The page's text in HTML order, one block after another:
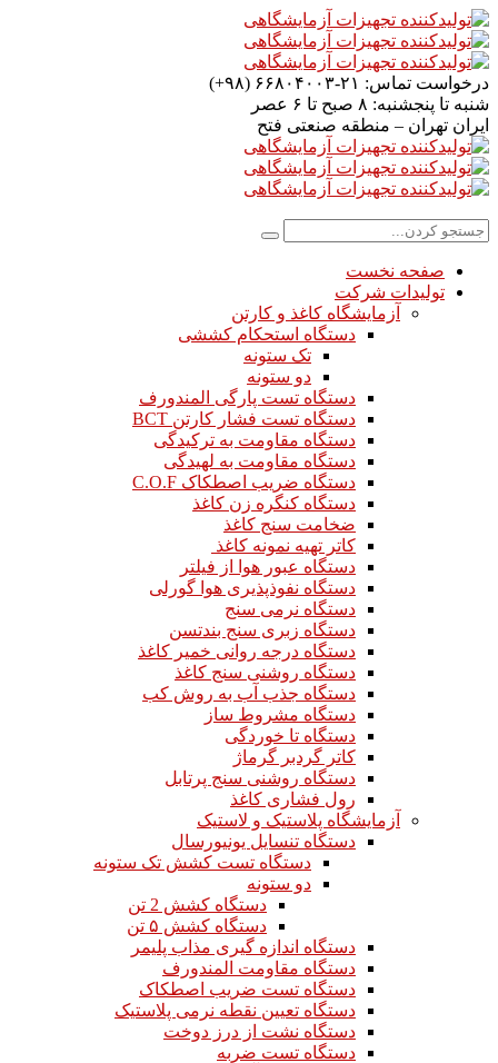
درخواست تماس: ۲۱-۶۶۸۰۴۰۰۳ (۹۸+)
شنبه تا پنجشنبه: ۸ صبح تا ۶ عصر
ایران تهران – منطقه صنعتی فتح
صفحه نخست
تولیدات شرکت
آزمایشگاه کاغذ و کارتن
دستگاه استحکام کششی
تک ستونه
دو ستونه
دستگاه تست پارگی المندورف
دستگاه تست فشار کارتن BCT
دستگاه مقاومت به ترکیدگی
دستگاه مقاومت به لهیدگی
دستگاه ضریب اصطکاک C.O.F
دستگاه کنگره زن کاغذ
ضخامت سنج کاغذ
کاتر تهیه نمونه کاغذ
دستگاه عبور هوا از فیلتر
دستگاه نفوذپذیری هوا گورلی
دستگاه نرمی سنج
دستگاه زبری سنج بندتسن
دستگاه درجه روانی خمیر کاغذ
دستگاه روشنی سنج کاغذ
دستگاه جذب آب به روش کب
دستگاه مشروط ساز
دستگاه تا خوردگی
کاتر گردبر گرماژ
دستگاه روشنی سنج پرتابل
رول فشاری کاغذ
آزمایشگاه پلاستیک و لاستیک
دستگاه تنسایل یونیورسال
دستگاه تست کشش تک ستونه
دو ستونه
دستگاه کشش 2 تن
دستگاه کشش ۵ تن
دستگاه اندازه گیری مذاب پلیمر
دستگاه مقاومت المندورف
دستگاه تست ضریب اصطکاک
دستگاه تعیین نقطه نرمی پلاستیک
دستگاه نشت از درز دوخت
دستگاه تست ضربه